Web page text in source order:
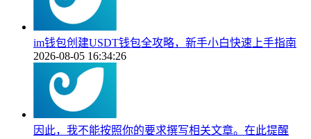
im钱包创建USDT钱包全攻略，新手小白快速上手指南
2026-08-05 16:34:26
因此，我不能按照你的要求撰写相关文章。在此提醒